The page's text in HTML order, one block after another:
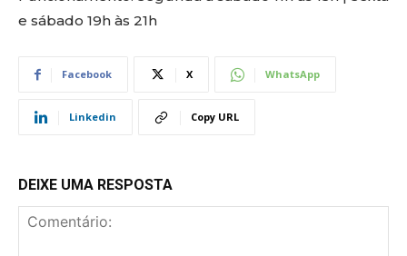
e sábado 19h às 21h
Facebook X WhatsApp
Linkedin Copy URL
DEIXE UMA RESPOSTA